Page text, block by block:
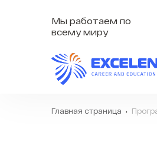
Мы работаем по
всему миру
Главная страница